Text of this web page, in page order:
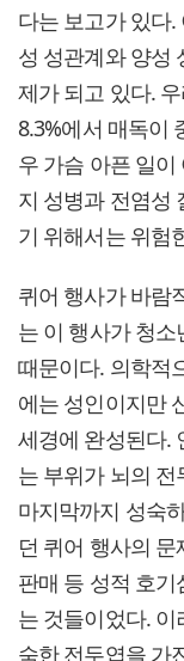
다는 보고가 있다
성 성관계와 양성
제가 되고 있다.
8.3%에서 매독이
우 가슴 아픈 일
지 성병과 전염성
기 위해서는 위험
퀴어 행사가 바람
는 이 행사가 청
때문이다. 의학적
에는 성인이지만
세경에 완성된다.
는 부위가 뇌의
마지막까지 성숙
던 퀴어 행사의
판매 등 성적 호
는 것들이었다.
숙한 전두엽을 가